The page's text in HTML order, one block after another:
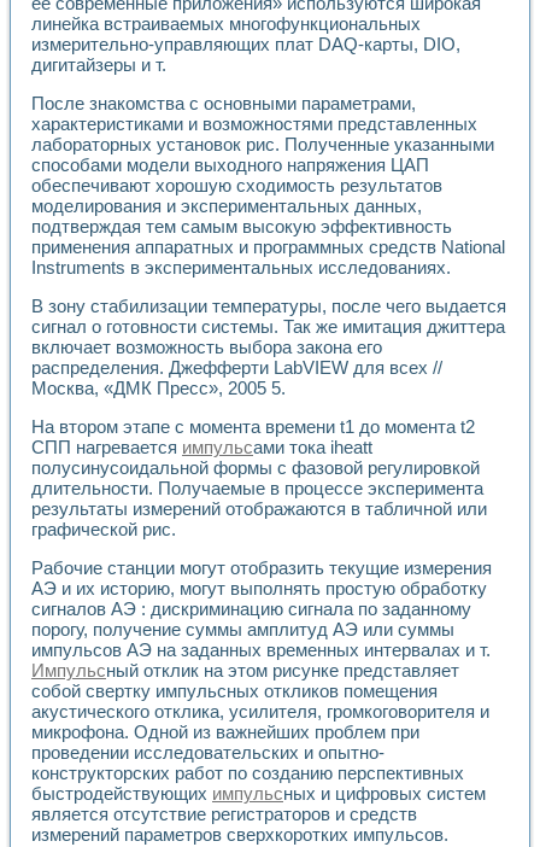
Лабораторные практикумы по информационно-
Виртуальный измеритель частотных характеристик на
Лабораторный практикум по основам теории Коммутации
Виртуальные практикумы по электротехнике в среде
Из опыта внедрения в рамках национального проекта
Исследование эффективности решателей
Опыт разработки LabVIEW лабораторных практикумов
Проблемы повышения качества образования и
Развитие LabVIEW лабораторного практикума по
Разработка виртуальной лаборатории по электротехнике
Усовершенствованные алгоритмы частотного анализа
Об опыте работы учебного центра «Технологии
Технологии NI в магистерской программе «Прикладная
Система диагностики двигателей постоянного тока
Автоматизированный стенд формирования
Лабораторный практикум по курсу ИИС на базе
Академические и отраслевые институты
Учебные заведения
Бизнес
Контакты
линейка встраиваемых многофункциональных
измерительно-управляющих плат DAQ-карты, DIO,
дигитайзеры и т.
После знакомства с основными параметрами,
характеристиками и возможностями представленных
лабораторных установок рис. Полученные указанными
способами модели выходного напряжения ЦАП
обеспечивают хорошую сходимость результатов
моделирования и экспериментальных данных,
подтверждая тем самым высокую эффективность
применения аппаратных и программных средств National
Instruments в экспериментальных исследованиях.
В зону стабилизации температуры, после чего выдается
сигнал о готовности системы. Так же имитация джиттера
включает возможность выбора закона его
распределения. Джефферти LabVIEW для всех //
Москва, «ДМК Пресс», 2005 5.
На втором этапе с момента времени t1 до момента t2
СПП нагревается импульсами тока iheatt
полусинусоидальной формы с фазовой регулировкой
длительности. Получаемые в процессе эксперимента
результаты измерений отображаются в табличной или
графической рис.
Рабочие станции могут отобразить текущие измерения
АЭ и их историю, могут выполнять простую обработку
сигналов АЭ : дискриминацию сигнала по заданному
порогу, получение суммы амплитуд АЭ или суммы
импульсов АЭ на заданных временных интервалах и т.
Импульсный отклик на этом рисунке представляет
собой свертку импульсных откликов помещения
акустического отклика, усилителя, громкоговорителя и
микрофона. Одной из важнейших проблем при
проведении исследовательских и опытно-
конструкторских работ по созданию перспективных
быстродействующих импульсных и цифровых систем
является отсутствие регистраторов и средств
измерений параметров сверхкоротких импульсов.